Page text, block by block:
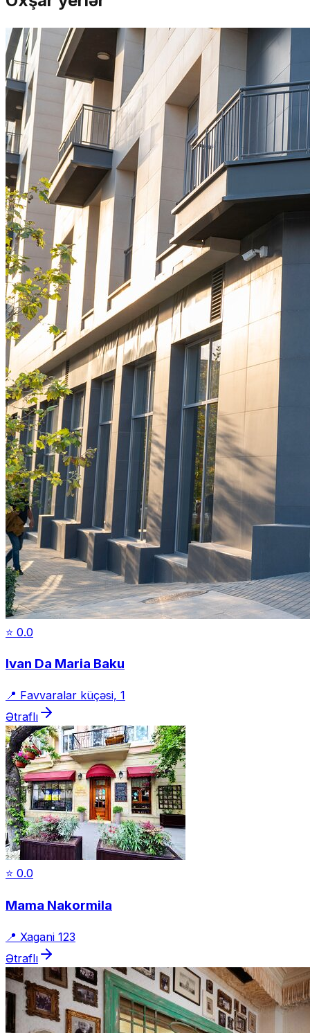
⭐ 0.0
Ivan Da Maria Baku
📍 Favvaralar küçəsi, 1
Ətraflı
⭐ 0.0
Mama Nakormila
📍 Xagani 123
Ətraflı